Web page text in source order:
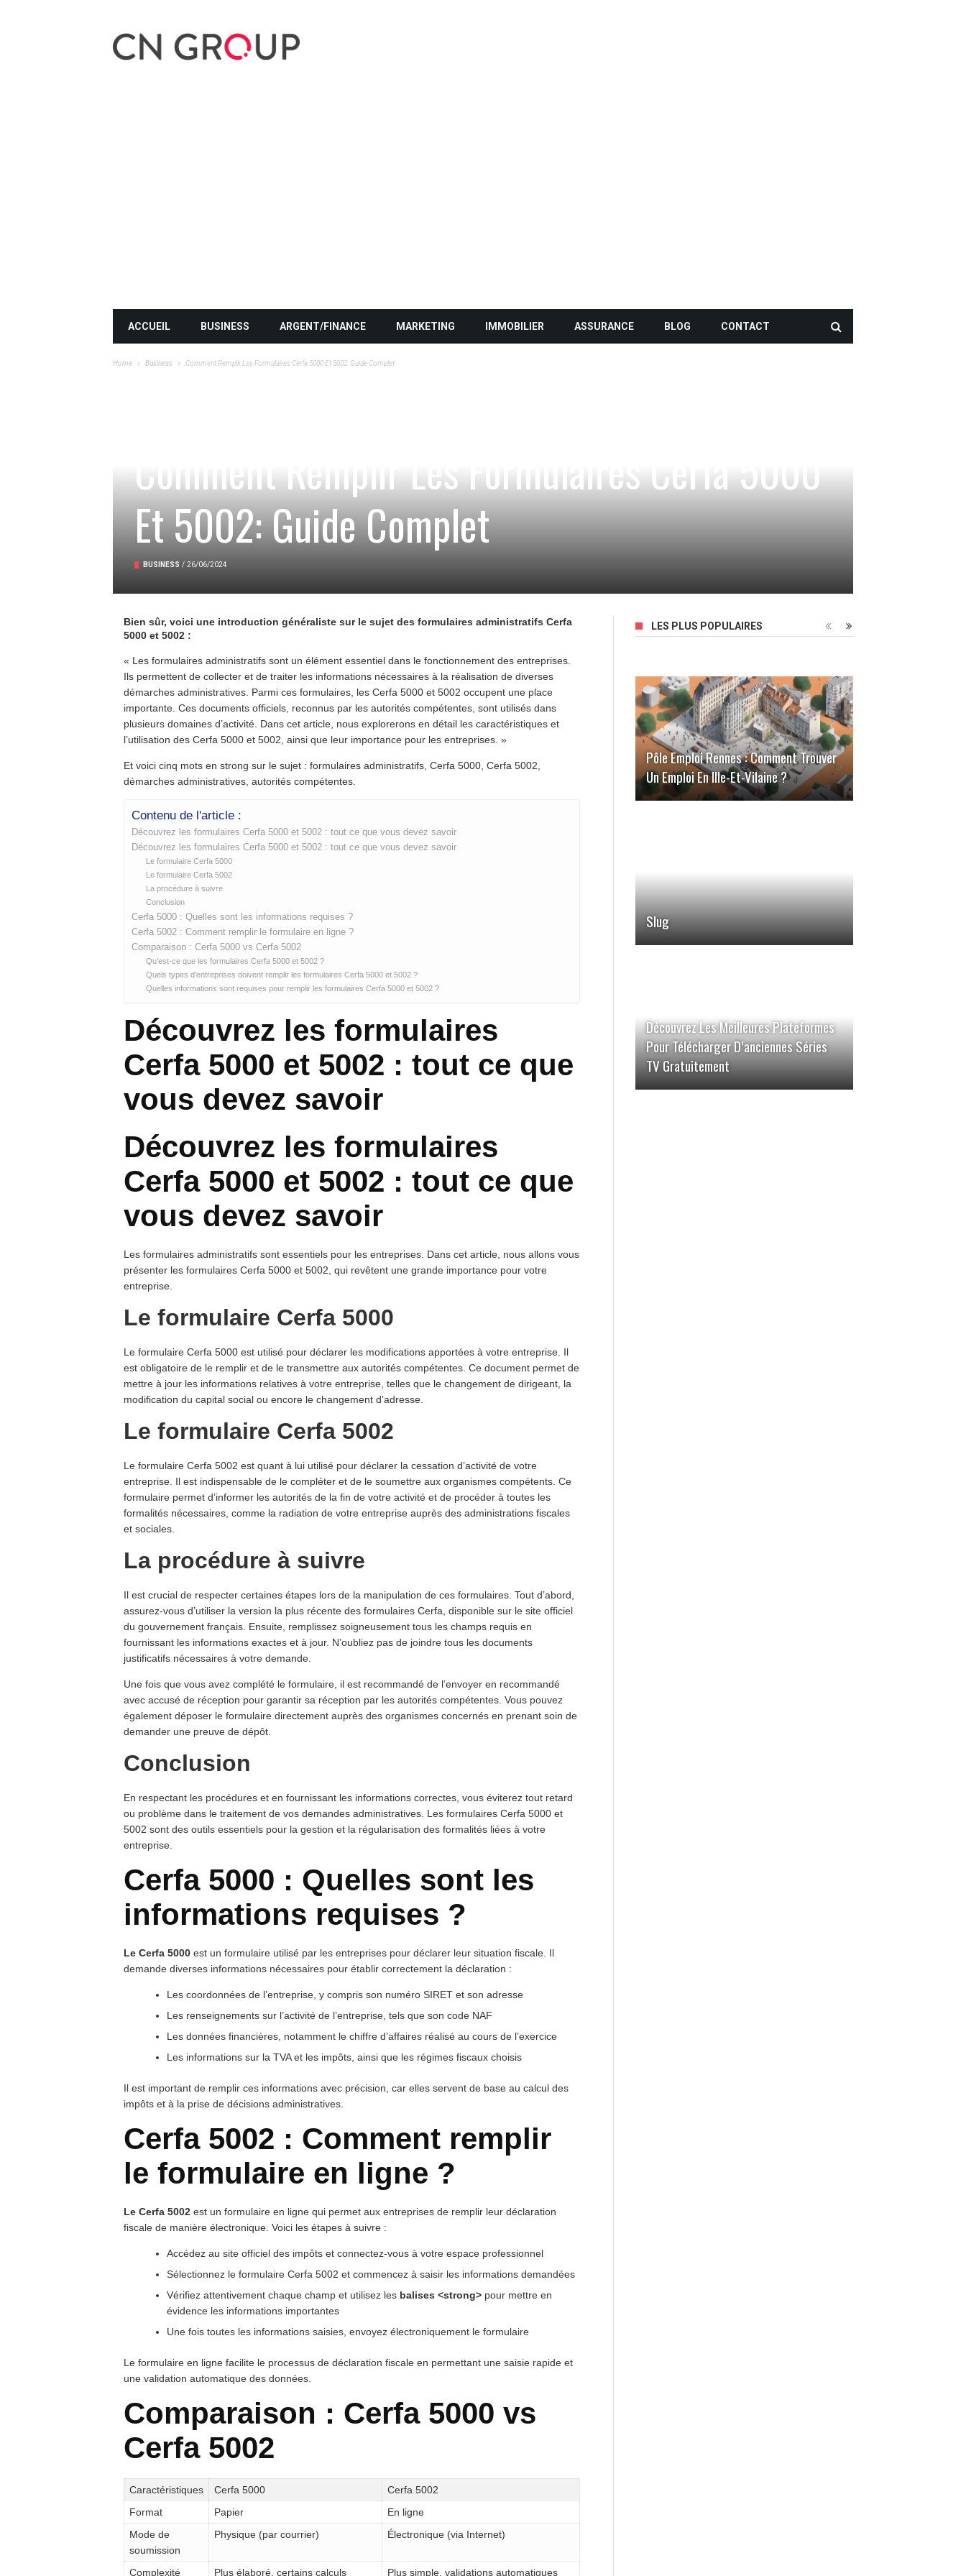
ACCUEIL BUSINESS ARGENT/FINANCE MARKETING IMMOBILIER ASSURANCE BLOG CONTACT
Home Business Comment Remplir Les Formulaires Cerfa 5000 Et 5002: Guide Complet
Comment Remplir Les Formulaires Cerfa 5000
Et 5002: Guide Complet
BUSINESS / 26/06/2024
Bien sûr, voici une introduction généraliste sur le sujet des formulaires administratifs Cerfa
5000 et 5002 :
« Les formulaires administratifs sont un élément essentiel dans le fonctionnement des entreprises.
Ils permettent de collecter et de traiter les informations nécessaires à la réalisation de diverses
démarches administratives. Parmi ces formulaires, les Cerfa 5000 et 5002 occupent une place
importante. Ces documents officiels, reconnus par les autorités compétentes, sont utilisés dans
plusieurs domaines d’activité. Dans cet article, nous explorerons en détail les caractéristiques et
l’utilisation des Cerfa 5000 et 5002, ainsi que leur importance pour les entreprises. »
Et voici cinq mots en strong sur le sujet : formulaires administratifs, Cerfa 5000, Cerfa 5002,
démarches administratives, autorités compétentes.
Contenu de l'article :
Découvrez les formulaires Cerfa 5000 et 5002 : tout ce que vous devez savoir
Découvrez les formulaires Cerfa 5000 et 5002 : tout ce que vous devez savoir
Le formulaire Cerfa 5000
Le formulaire Cerfa 5002
La procédure à suivre
Conclusion
Cerfa 5000 : Quelles sont les informations requises ?
Cerfa 5002 : Comment remplir le formulaire en ligne ?
Comparaison : Cerfa 5000 vs Cerfa 5002
Qu’est-ce que les formulaires Cerfa 5000 et 5002 ?
Quels types d’entreprises doivent remplir les formulaires Cerfa 5000 et 5002 ?
Quelles informations sont requises pour remplir les formulaires Cerfa 5000 et 5002 ?
Découvrez les formulaires
Cerfa 5000 et 5002 : tout ce que
vous devez savoir
Découvrez les formulaires
Cerfa 5000 et 5002 : tout ce que
vous devez savoir
Les formulaires administratifs sont essentiels pour les entreprises. Dans cet article, nous allons vous
présenter les formulaires Cerfa 5000 et 5002, qui revêtent une grande importance pour votre
entreprise.
Le formulaire Cerfa 5000
Le formulaire Cerfa 5000 est utilisé pour déclarer les modifications apportées à votre entreprise. Il
est obligatoire de le remplir et de le transmettre aux autorités compétentes. Ce document permet de
mettre à jour les informations relatives à votre entreprise, telles que le changement de dirigeant, la
modification du capital social ou encore le changement d’adresse.
Le formulaire Cerfa 5002
Le formulaire Cerfa 5002 est quant à lui utilisé pour déclarer la cessation d’activité de votre
entreprise. Il est indispensable de le compléter et de le soumettre aux organismes compétents. Ce
formulaire permet d’informer les autorités de la fin de votre activité et de procéder à toutes les
formalités nécessaires, comme la radiation de votre entreprise auprès des administrations fiscales
et sociales.
La procédure à suivre
Il est crucial de respecter certaines étapes lors de la manipulation de ces formulaires. Tout d’abord,
assurez-vous d’utiliser la version la plus récente des formulaires Cerfa, disponible sur le site officiel
du gouvernement français. Ensuite, remplissez soigneusement tous les champs requis en
fournissant les informations exactes et à jour. N’oubliez pas de joindre tous les documents
justificatifs nécessaires à votre demande.
Une fois que vous avez complété le formulaire, il est recommandé de l’envoyer en recommandé
avec accusé de réception pour garantir sa réception par les autorités compétentes. Vous pouvez
également déposer le formulaire directement auprès des organismes concernés en prenant soin de
demander une preuve de dépôt.
Conclusion
En respectant les procédures et en fournissant les informations correctes, vous éviterez tout retard
ou problème dans le traitement de vos demandes administratives. Les formulaires Cerfa 5000 et
5002 sont des outils essentiels pour la gestion et la régularisation des formalités liées à votre
entreprise.
Cerfa 5000 : Quelles sont les
informations requises ?
Le Cerfa 5000 est un formulaire utilisé par les entreprises pour déclarer leur situation fiscale. Il
demande diverses informations nécessaires pour établir correctement la déclaration :
Les coordonnées de l’entreprise, y compris son numéro SIRET et son adresse
Les renseignements sur l’activité de l’entreprise, tels que son code NAF
Les données financières, notamment le chiffre d’affaires réalisé au cours de l’exercice
Les informations sur la TVA et les impôts, ainsi que les régimes fiscaux choisis
Il est important de remplir ces informations avec précision, car elles servent de base au calcul des
impôts et à la prise de décisions administratives.
Cerfa 5002 : Comment remplir
le formulaire en ligne ?
Le Cerfa 5002 est un formulaire en ligne qui permet aux entreprises de remplir leur déclaration
fiscale de manière électronique. Voici les étapes à suivre :
Accédez au site officiel des impôts et connectez-vous à votre espace professionnel
Sélectionnez le formulaire Cerfa 5002 et commencez à saisir les informations demandées
Vérifiez attentivement chaque champ et utilisez les balises <strong> pour mettre en
évidence les informations importantes
Une fois toutes les informations saisies, envoyez électroniquement le formulaire
Le formulaire en ligne facilite le processus de déclaration fiscale en permettant une saisie rapide et
une validation automatique des données.
Comparaison : Cerfa 5000 vs
Cerfa 5002
Caractéristiques Cerfa 5000
Cerfa 5002
Format
Papier
En ligne
Mode de
soumission
Physique (par courrier) Électronique (via Internet)
Complexité Plus élaboré, certains calculs Plus simple, validations automatiques
LES PLUS POPULAIRES
Pôle Emploi Rennes : Comment Trouver
Un Emploi En Ille-Et-Vilaine ?
Slug
Découvrez Les Meilleures Plateformes
Pour Télécharger D’anciennes Séries
TV Gratuitement